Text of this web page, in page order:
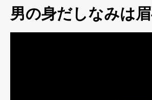
男の身だしなみは眉